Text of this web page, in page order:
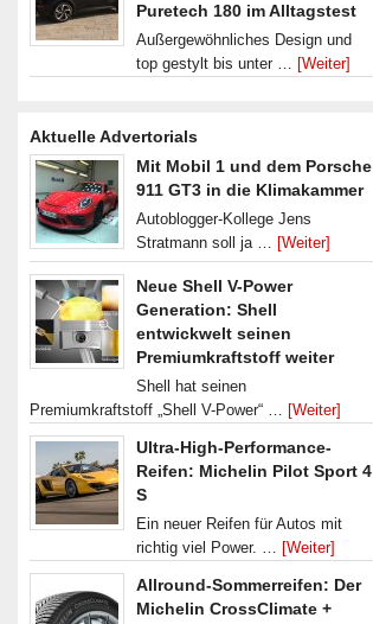
Puretech 180 im Alltagstest
Außergewöhnliches Design und
top gestylt bis unter … [Weiter]
Aktuelle Advertorials
Mit Mobil 1 und dem Porsche
911 GT3 in die Klimakammer
Autoblogger-Kollege Jens
Stratmann soll ja … [Weiter]
Neue Shell V-Power
Generation: Shell
entwickwelt seinen
Premiumkraftstoff weiter
Shell hat seinen
Premiumkraftstoff „Shell V-Power“ … [Weiter]
Ultra-High-Performance-
Reifen: Michelin Pilot Sport 4
S
Ein neuer Reifen für Autos mit
richtig viel Power. … [Weiter]
Allround-Sommerreifen: Der
Michelin CrossClimate +